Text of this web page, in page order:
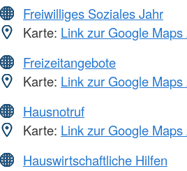
Freiwilliges Soziales Jahr
Karte: Link zur Google
Freizeitangebote
Karte: Link zur Google
Hausnotruf
Karte: Link zur Google
Hauswirtschaftliche Hilfen